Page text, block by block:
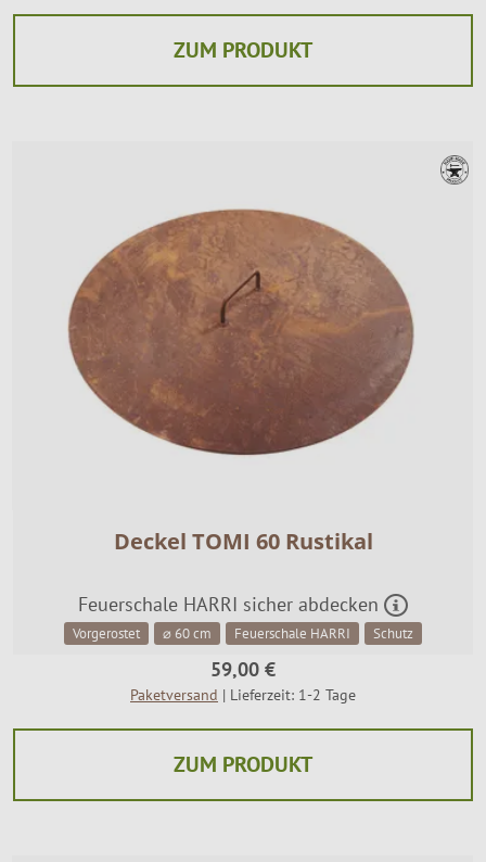
ZUM PRODUKT
Deckel TOMI 60 Rustikal
Feuerschale HARRI sicher abdecken
Vorgerostet ⌀ 60 cm Feuerschale HARRI Schutz
59,00 €
Paketversand | Lieferzeit: 1-2 Tage
ZUM PRODUKT